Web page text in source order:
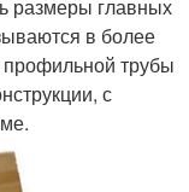
размеры главных
в более
трубы
с